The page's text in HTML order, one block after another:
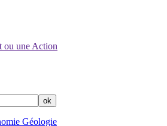
ou une Action
Géologie